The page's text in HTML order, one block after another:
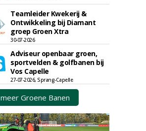
Teamleider Kwekerij &
Ontwikkeling bij Diamant
groep Groen Xtra
30-07-2026
Adviseur openbaar groen,
sportvelden & golfbanen bij
Vos Capelle
27-07-2026, Sprang-Capelle
meer Groene Banen